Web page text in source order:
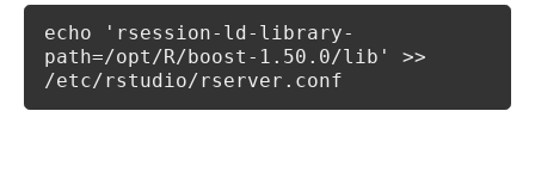
echo 'rsession-ld-library-
path=/opt/R/boost-1.50.0/lib' >>
/etc/rstudio/rserver.conf